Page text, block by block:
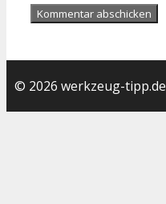
© 2026 werkzeug-tipp.de